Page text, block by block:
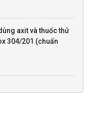
axit và thuốc thử
304/201 (chuẩn